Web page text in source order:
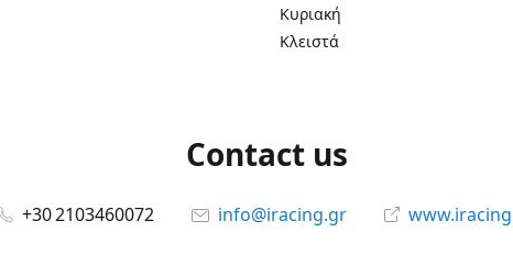
Κυριακή
Κλειστά
Contact us
+30 2103460072 info@iracing.gr